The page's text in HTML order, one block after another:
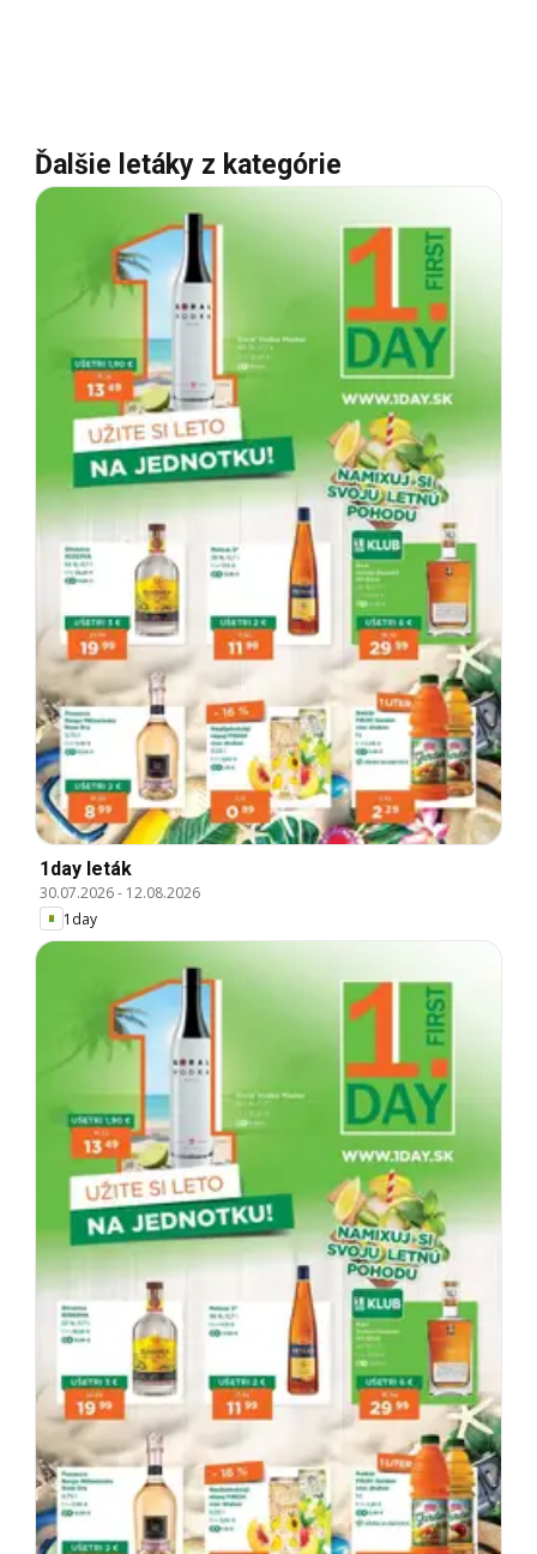
Ďalšie letáky z kategórie
1day leták
30.07.2026- 12.08.2026
1day